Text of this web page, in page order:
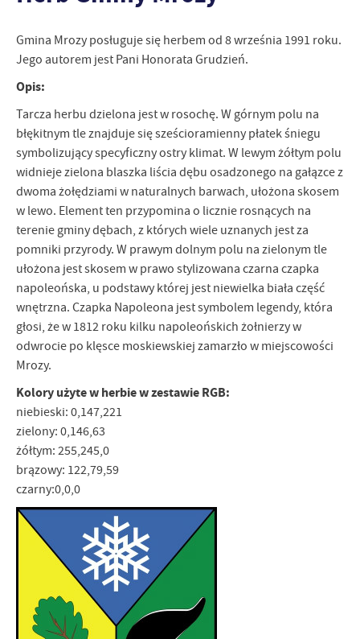
Gmina Mrozy posługuje się herbem od 8 września 1991 roku.
Jego autorem jest Pani Honorata Grudzień.
Opis:
Tarcza herbu dzielona jest w rosochę. W górnym polu na
błękitnym tle znajduje się sześcioramienny płatek śniegu
symbolizujący specyficzny ostry klimat. W lewym żółtym polu
widnieje zielona blaszka liścia dębu osadzonego na gałązce z
dwoma żołędziami w naturalnych barwach, ułożona skosem
w lewo. Element ten przypomina o licznie rosnących na
terenie gminy dębach, z których wiele uznanych jest za
pomniki przyrody. W prawym dolnym polu na zielonym tle
ułożona jest skosem w prawo stylizowana czarna czapka
napoleońska, u podstawy której jest niewielka biała część
wnętrzna. Czapka Napoleona jest symbolem legendy, która
głosi, że w 1812 roku kilku napoleońskich żołnierzy w
odwrocie po klęsce moskiewskiej zamarzło w miejscowości
Mrozy.
Kolory użyte w herbie w zestawie RGB:
niebieski: 0,147,221
zielony: 0,146,63
żółtym: 255,245,0
brązowy: 122,79,59
czarny:0,0,0
Dzięki tym plikom cookies możemy zapewnić Ci większy komfort
korzystania z funkcjonalności naszej strony poprzez dopasowanie
jej do Twoich indywidualnych preferencji. Wyrażenie zgody na
funkcjonalne i personalizacyjne pliki cookies gwarantuje
Więcej
Analityczne
Analityczne pliki cookies pomagają nam rozwijać się i
dostosowywać do Twoich potrzeb.
Cookies analityczne pozwalają na uzyskanie informacji w zakresie
wykorzystywania witryny internetowej, miejsca oraz częstotliwości,
z jaką odwiedzane są nasze serwisy www. Dane pozwalają nam na
ocenę naszych serwisów internetowych pod względem ich
popularności wśród użytkowników. Zgromadzone informacje są
przetwarzane w formie zanonimizowanej. Wyrażenie zgody na
analityczne pliki cookies gwarantuje dostępność wszystkich
funkcjonalności.
Więcej
Reklamowe
Dzięki reklamowym plikom cookies prezentujemy Ci najciekawsze
informacje i aktualności na stronach naszych partnerów.
Promocyjne pliki cookies służą do prezentowania Ci naszych
komunikatów na podstawie analizy Twoich upodobań oraz Twoich
zwyczajów dotyczących przeglądanej witryny internetowej. Treści
promocyjne mogą pojawić się na stronach podmiotów trzecich lub
firm będących naszymi partnerami oraz innych dostawców usług.
Firmy te działają w charakterze pośredników prezentujących nasze
treści w postaci wiadomości, ofert, komunikatów mediów
społecznościowych.
Więcej